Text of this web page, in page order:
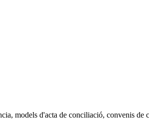
models d'acta de conciliació, convenis de